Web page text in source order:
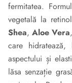
fermitatea.
vegetală la
Shea,Aloe Vera,
care hidratează,
aspectului și
lăsa senzație